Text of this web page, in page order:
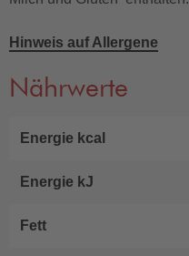
Hinweis auf Allergene
Nährwerte
Energie kcal
Energie kJ
Fett